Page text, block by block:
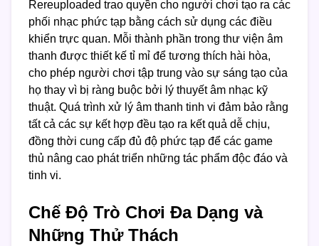
Rereuploaded trao quyền cho người chơi tạo ra các
phối nhạc phức tạp bằng cách sử dụng các điều
khiển trực quan. Mỗi thành phần trong thư viện âm
thanh được thiết kế tỉ mỉ để tương thích hài hòa,
cho phép người chơi tập trung vào sự sáng tạo của
họ thay vì bị ràng buộc bởi lý thuyết âm nhạc kỹ
thuật. Quá trình xử lý âm thanh tinh vi đảm bảo rằng
tất cả các sự kết hợp đều tạo ra kết quả dễ chịu,
đồng thời cung cấp đủ độ phức tạp để các game
thủ nâng cao phát triển những tác phẩm độc đáo và
tinh vi.
Chế Độ Trò Chơi Đa Dạng và
Những Thử Thách